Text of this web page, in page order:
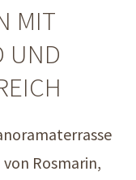
MIT
UND
Rosmarin,